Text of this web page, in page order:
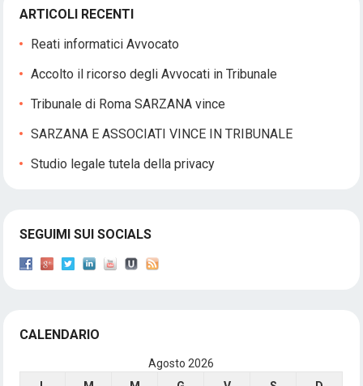
ARTICOLI RECENTI
Reati informatici Avvocato
Accolto il ricorso degli Avvocati in Tribunale
Tribunale di Roma SARZANA vince
SARZANA E ASSOCIATI VINCE IN TRIBUNALE
Studio legale tutela della privacy
SEGUIMI SUI SOCIALS
CALENDARIO
Agosto 2026